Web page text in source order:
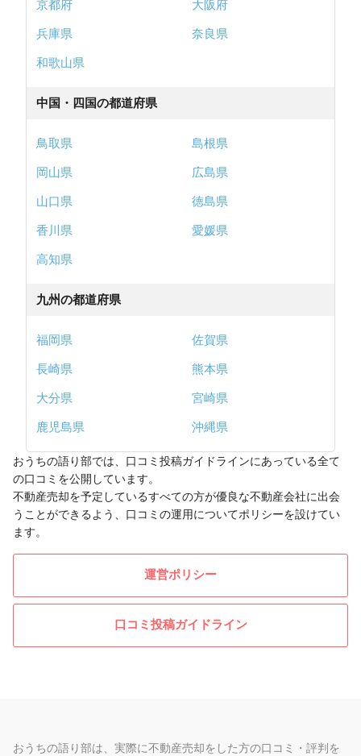
京都府
大阪府
兵庫県
奈良県
和歌山県
中国・四国の都道府県
鳥取県
島根県
岡山県
広島県
山口県
徳島県
香川県
愛媛県
高知県
九州の都道府県
福岡県
佐賀県
長崎県
熊本県
大分県
宮崎県
鹿児島県
沖縄県
おうちの語り部では、口コミ投稿ガイドラインにあっている全て
の口コミを公開しています。
不動産売却を予定しているすべての方が優良な不動産会社に出会
うことができるよう、口コミの運用についてポリシーを設けてい
ます。
運営ポリシー
口コミ投稿ガイドライン
おうちの語り部は、実際に不動産売却をした方の口コミ・評判を